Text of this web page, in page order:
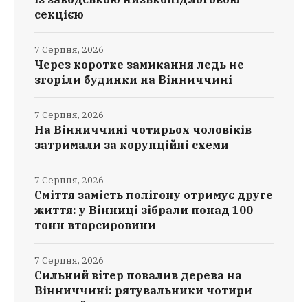
секцією
Через коротке замикання ледь не
згоріли будинки на Вінниччині
7 Серпня, 2026
На Вінниччині чотирьох чоловіків
затримали за корупційні схеми
7 Серпня, 2026
Сміття замість полігону отримує друге
життя: у Вінниці зібрали понад 100
тонн вторсировини
7 Серпня, 2026
Сильний вітер повалив дерева на
Вінниччині: рятувальники чотири
7 Серпня, 2026